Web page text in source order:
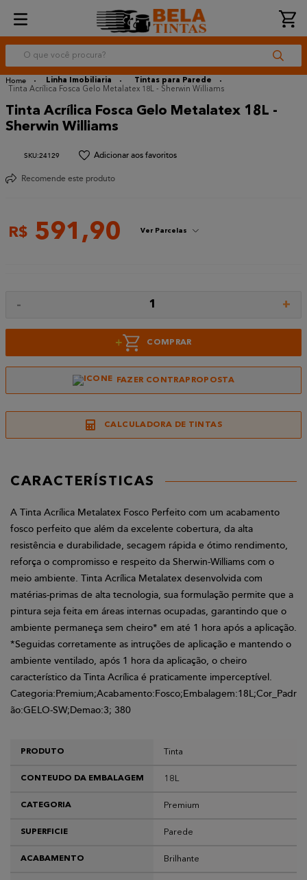
O que você procura?
Linha Imobiliaria
Tintas para Parede
Tinta Acrílica Fosca Gelo Metalatex 18L - Sherwin Williams
Tinta Acrílica Fosca Gelo Metalatex 18L -
Sherwin Williams
:24129
Recomende este produto
R$ 591 ,90 Ver Parcelas
- 1 +
+ COMPRAR
FAZER CONTRAPROPOSTA
CALCULADORA DE TINTAS
CARACTERÍSTICAS
A Tinta Acrílica Metalatex Fosco Perfeito com um acabamento
fosco perfeito que além da excelente cobertura, da alta
resistência e durabilidade, secagem rápida e ótimo rendimento,
reforça o compromisso e respeito da Sherwin-Williams com o
meio ambiente. Tinta Acrílica Metalatex desenvolvida com
matérias-primas de alta tecnologia, sua formulação permite que a
pintura seja feita em áreas internas ocupadas, garantindo que o
ambiente permaneça sem cheiro* em até 1 hora após a aplicação.
*Seguidas corretamente as intruções de aplicação e mantendo o
ambiente ventilado, após 1 hora da aplicação, o cheiro
característico da Tinta Acrílica é praticamente imperceptível.
Categoria:Premium;Acabamento:Fosco;Embalagem:18L;Cor_Padr
ão:GELO-SW;Demao:3; 380
PRODUTO Tinta
CONTEUDO DA EMBALAGEM 18L
CATEGORIA Premium
SUPERFICIE Parede
ACABAMENTO Brilhante